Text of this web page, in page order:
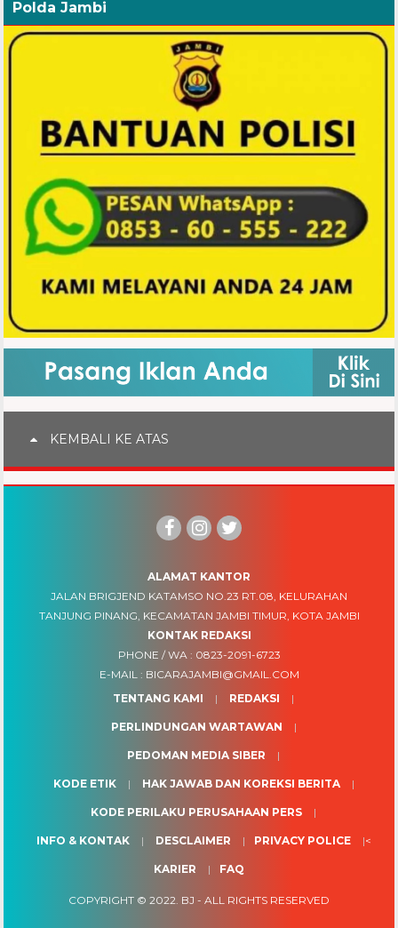
Polda Jambi
KEMBALI KE ATAS
ALAMAT KANTOR
JALAN BRIGJEND KATAMSO NO.23 RT.08, KELURAHAN
TANJUNG PINANG, KECAMATAN JAMBI TIMUR, KOTA JAMBI
KONTAK REDAKSI
PHONE / WA : 0823-2091-6723
E-MAIL : BICARAJAMBI@GMAIL.COM
TENTANG KAMI
REDAKSI
PERLINDUNGAN WARTAWAN
PEDOMAN MEDIA SIBER
KODE ETIK HAK JAWAB DAN KOREKSI BERITA
KODE PERILAKU PERUSAHAAN PERS
INFO & KONTAK DESCLAIMER PRIVACY POLICE <
KARIER FAQ
COPYRIGHT © 2022. BJ - ALL RIGHTS RESERVED